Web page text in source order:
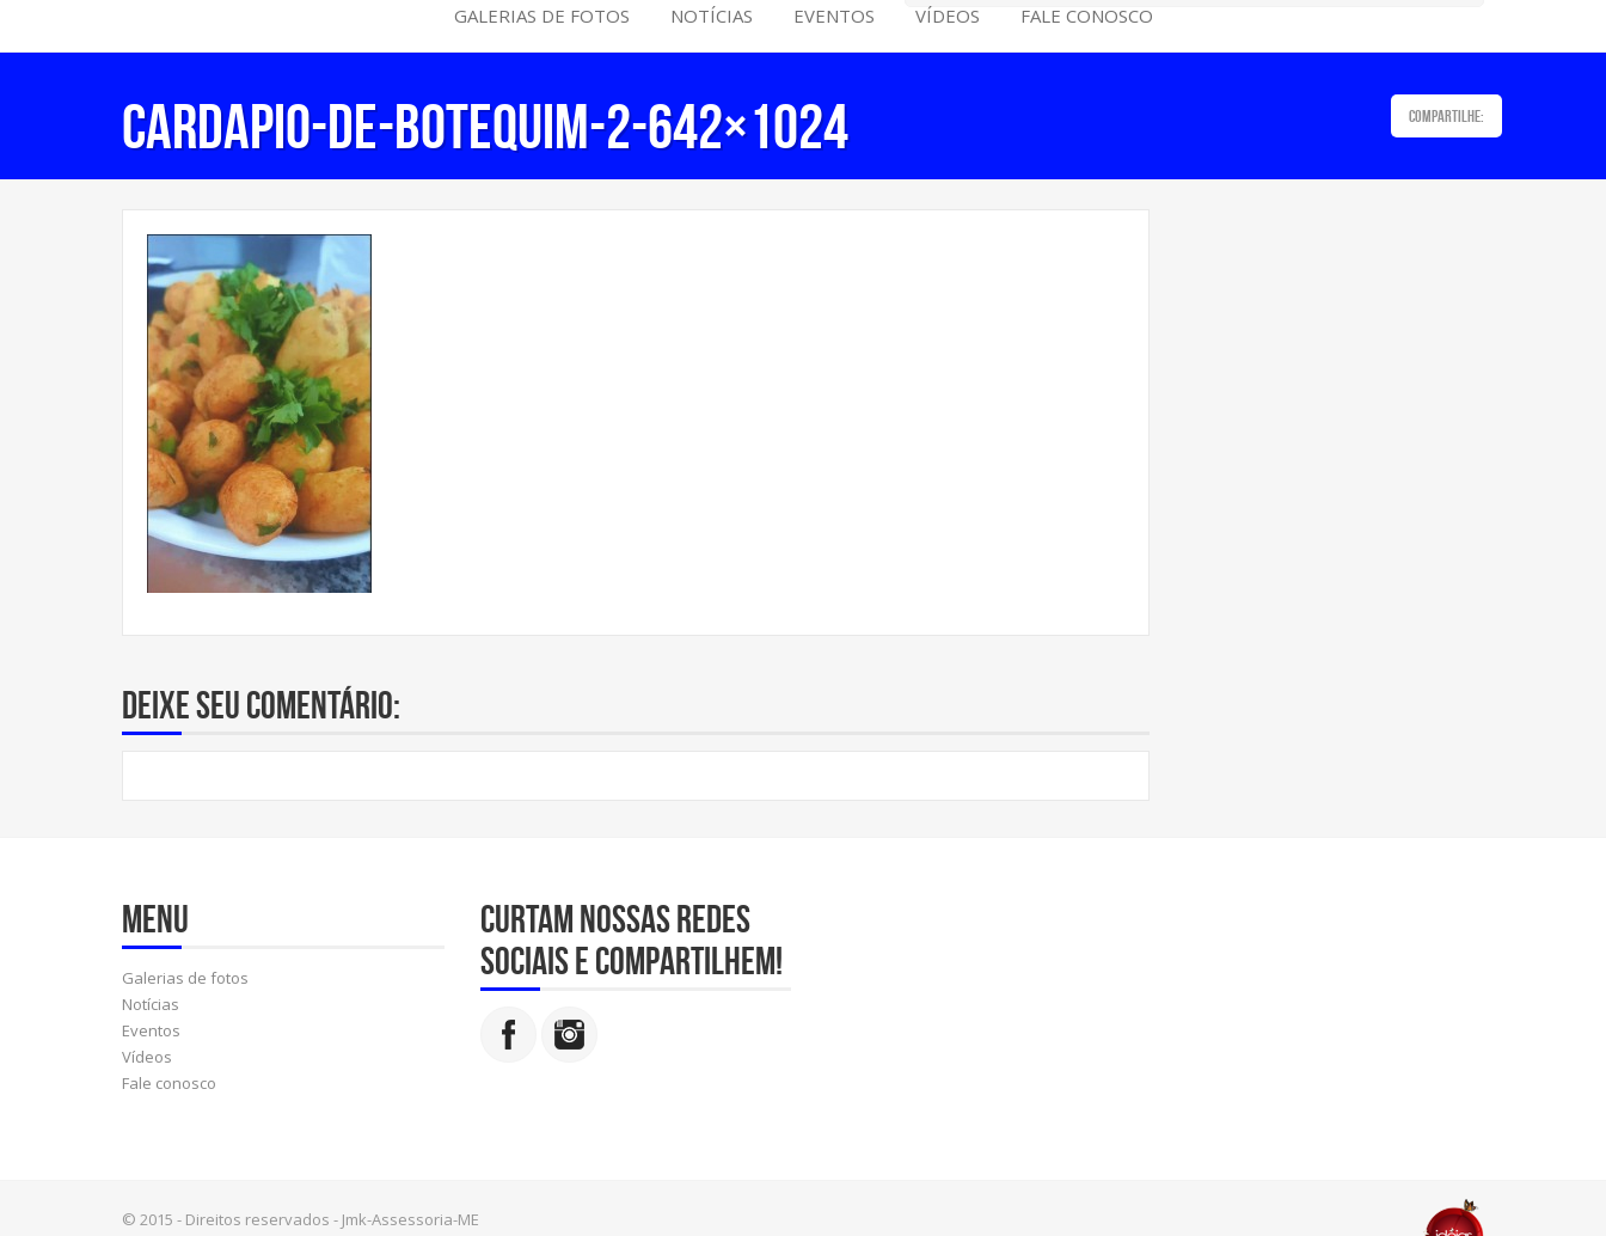
GALERIAS DE FOTOS NOTÍCIAS EVENTOS VÍDEOS FALE CONOSCO
cardapio-de-botequim-2-642×1024 Compartilhe:
Deixe seu comentário:
Menu
Galerias de fotos
Notícias
Eventos
Vídeos
Fale conosco
Curtam nossas redes
sociais e compartilhem!
© 2015 - Direitos reservados - Jmk-Assessoria-ME